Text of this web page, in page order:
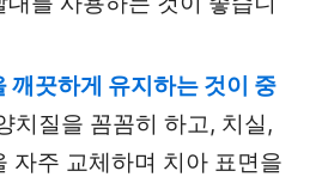
깨끗하게 유지하는 것이 중
치질을 꼼꼼히 하고, 치실,
자주 교체하며 치아 표면을